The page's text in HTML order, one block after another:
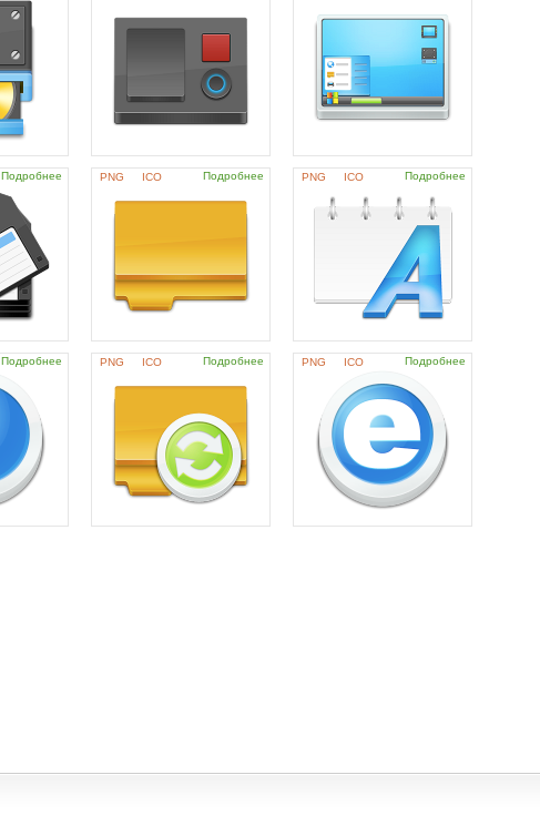
Подробнее PNG ICO Подробнее PNG ICO Подробнее
Подробнее PNG ICO Подробнее PNG ICO Подробнее